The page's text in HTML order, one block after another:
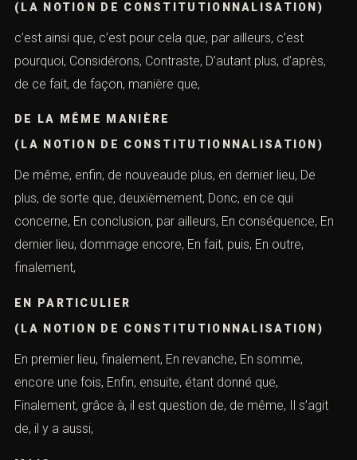
À CAUSE DE CELA
(LA NOTION DE CONSTITUTIONNALISATION)
à cause de, ainsi, à nouveau, à partir de là, Ainsi, Alors
que, Alors, Après cela, Après que, Aussi, bien que, car,
CEPENDANT
(LA NOTION DE CONSTITUTIONNALISATION)
c’est ainsi que, c’est pour cela que, par ailleurs, c’est
pourquoi, Considérons, Contraste, D’autant plus, d’après,
de ce fait, de façon, manière que,
DE LA MÊME MANIÈRE
plus, de sorte que, deuxièmement, Donc, en ce qui
concerne, En conclusion, par ailleurs, En conséquence,
En dernier lieu, dommage encore, En fait, puis, En outre,
finalement,